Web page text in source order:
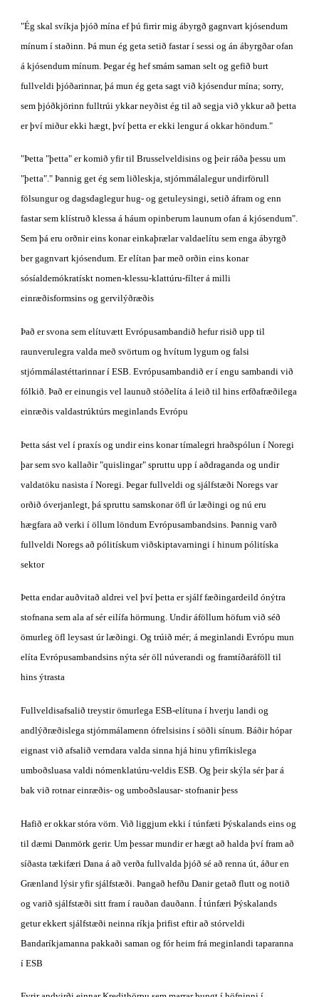
"Ég skal svíkja þjóð mína ef þú firrir mig ábyrgð gagnvart kjósendum
mínum í staðinn. Þá mun ég geta setið fastar í sessi og án ábyrgðar ofan
á kjósendum mínum. Þegar ég hef smám saman selt og gefið burt
fullveldi þjóðarinnar, þá mun ég geta sagt við kjósendur mína; sorry,
sem þjóðkjörinn fulltrúi ykkar neyðist ég til að segja við ykkur að þetta
er því miður ekki hægt, því þetta er ekki lengur á okkar höndum."
"Þetta "þetta" er komið yfir til Brusselveldisins og þeir ráða þessu um
"þetta"." Þannig get ég sem liðleskja, stjórnmálalegur undirförull
fölsungur og dagsdaglegur hug- og getuleysingi, setið áfram og enn
fastar sem klístruð klessa á háum opinberum launum ofan á kjósendum".
Sem þá eru orðnir eins konar einkaþrælar valdaelítu sem enga ábyrgð
ber gagnvart kjósendum. Er elítan þar með orðin eins konar
sósíaldemókratískt nomen-klessu-klattúru-fílter á milli
einræðisformsins og gervilýðræðis
Það er svona sem elítuvætt Evrópusambandið hefur risið upp til
raunverulegra valda með svörtum og hvítum lygum og falsi
stjórnmálastéttarinnar í ESB. Evrópusambandið er í engu sambandi við
fólkið. Það er einungis vel launuð stóðelíta á leið til hins erfðafræðilega
einræðis valdastrúktúrs meginlands Evrópu
Þetta sást vel í praxís og undir eins konar tímalegri hraðspólun í Noregi
þar sem svo kallaðir "quislingar" spruttu upp í aðdraganda og undir
valdatöku nasista í Noregi. Þegar fullveldi og sjálfstæði Noregs var
orðið óverjanlegt, þá spruttu samskonar öfl úr læðingi og nú eru
hægfara að verki í öllum löndum Evrópusambandsins. Þannig varð
fullveldi Noregs að pólitískum viðskiptavarningi í hinum pólitíska
sektor
Þetta endar auðvitað aldrei vel því þetta er sjálf fæðingardeild ónýtra
stofnana sem ala af sér eilífa hörmung. Undir áföllum höfum við séð
ömurleg öfl leysast úr læðingi. Og trúið mér; á meginlandi Evrópu mun
elíta Evrópusambandsins nýta sér öll núverandi og framtíðaráföll til
hins ýtrasta
Fullveldisafsalið treystir ömurlega ESB-elítuna í hverju landi og
andlýðræðislega stjórnmálamenn ófrelsisins í söðli sínum. Báðir hópar
eignast við afsalið verndara valda sinna hjá hinu yfirríkislega
umboðsluasa valdi nómenklatúru-veldis ESB. Og þeir skýla sér þar á
bak við rotnar einræðis- og umboðslausar- stofnanir þess
Hafið er okkar stóra vörn. Við liggjum ekki í túnfæti Þýskalands eins og
til dæmi Danmörk gerir. Um þessar mundir er hægt að halda því fram að
síðasta tækifæri Dana á að verða fullvalda þjóð sé að renna út, áður en
Grænland lýsir yfir sjálfstæði. Þangað hefðu Danir getað flutt og notið
og varið sjálfstæði sitt fram í rauðan dauðann. Í túnfæri Þýskalands
getur ekkert sjálfstæði neinna ríkja þrifist eftir að stórveldi
Bandaríkjamanna pakkaði saman og fór heim frá meginlandi taparanna
í ESB